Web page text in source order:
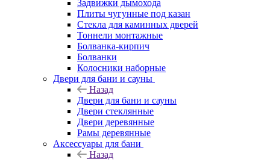
Задвижки дымохода
Плиты чугунные под казан
Стекла для каминных дверей
Тоннели монтажные
Болванка-кирпич
Болванки
Колосники наборные
Двери для бани и сауны
Назад
Двери для бани и сауны
Двери стеклянные
Двери деревянные
Рамы деревянные
Аксессуары для бани
Назад